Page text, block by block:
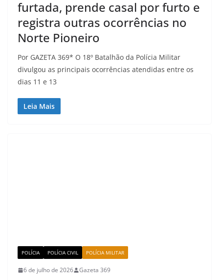
furtada, prende casal por furto e
registra outras ocorrências no
Norte Pioneiro
Por GAZETA 369* O 18º Batalhão da Polícia Militar
divulgou as principais ocorrências atendidas entre os
dias 11 e 13
Leia Mais
POLÍCIA POLÍCIA CIVIL POLÍCIA MILITAR
6 de julho de 2026 Gazeta 369